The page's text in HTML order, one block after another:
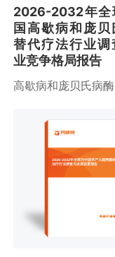
2026-2032年全
国高歇病和庞贝
替代疗法行业调
业竞争格局报告
高歇病和庞贝氏病
2026-2032年全球与中国早产儿视网膜
治疗行业调查与发展前景报告